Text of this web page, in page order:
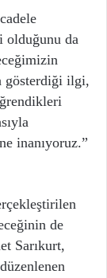
olduğunu da
gösterdiği ilgi,
inanıyoruz.”
de
Sarıkurt,